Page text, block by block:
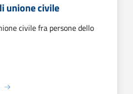
unione civile
civile fra persone dello